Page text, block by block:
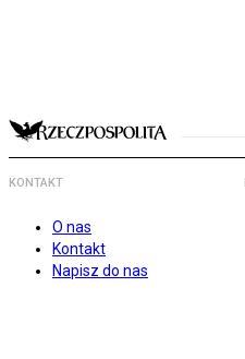
KONTAKT
O nas
Kontakt
Napisz do nas